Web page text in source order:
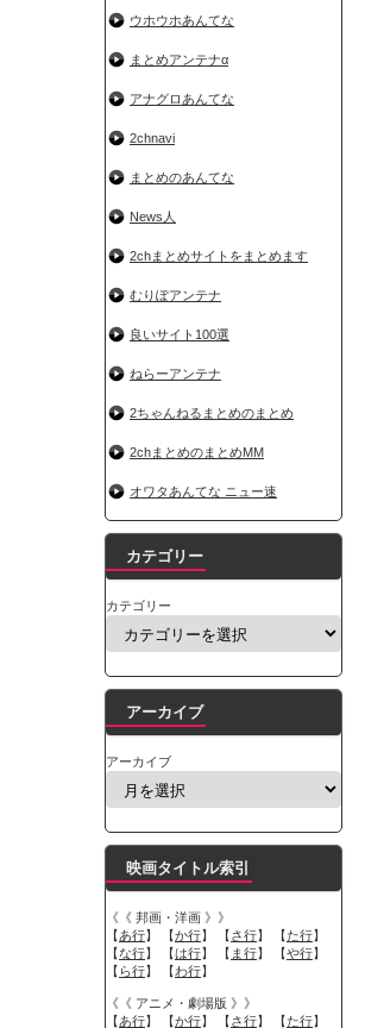
ウホウホあんてな
まとめアンテナα
アナグロあんてな
2chnavi
まとめのあんてな
News人
2chまとめサイトをまとめます
むりぽアンテナ
良いサイト100選
ねらーアンテナ
2ちゃんねるまとめのまとめ
2chまとめのまとめMM
オワタあんてな ニュー速
カテゴリー
カテゴリー
アーカイブ
アーカイブ
映画タイトル索引
《《 邦画・洋画 》》
【あ行】 【か行】 【さ行】 【た行】
【な行】 【は行】 【 ま行】 【や行】
【 ら行】 【わ行】
《《 アニメ・劇場版 》》
【あ行】 【か行】 【さ行】 【た行】